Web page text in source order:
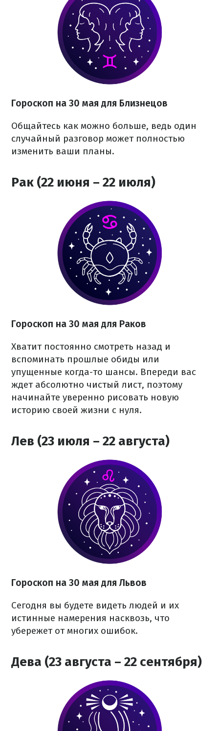
Гороскоп на 30 мая для Близнецов
Общайтесь как можно больше, ведь один
случайный разговор может полностью
изменить ваши планы.
Рак (22 июня – 22 июля)
Гороскоп на 30 мая для Раков
Хватит постоянно смотреть назад и
вспоминать прошлые обиды или
упущенные когда-то шансы. Впереди вас
ждет абсолютно чистый лист, поэтому
начинайте уверенно рисовать новую
историю своей жизни с нуля.
Лев (23 июля – 22 августа)
Гороскоп на 30 мая для Львов
Сегодня вы будете видеть людей и их
истинные намерения насквозь, что
убережет от многих ошибок.
Дева (23 августа – 22 сентября)